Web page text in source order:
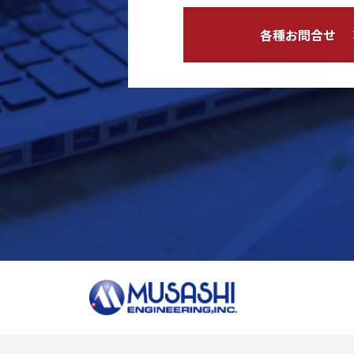
各種お問合せ